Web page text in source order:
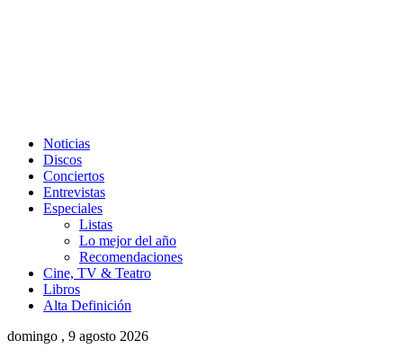
Noticias
Discos
Conciertos
Entrevistas
Especiales
Listas
Lo mejor del año
Recomendaciones
Cine, TV & Teatro
Libros
Alta Definición
domingo , 9 agosto 2026